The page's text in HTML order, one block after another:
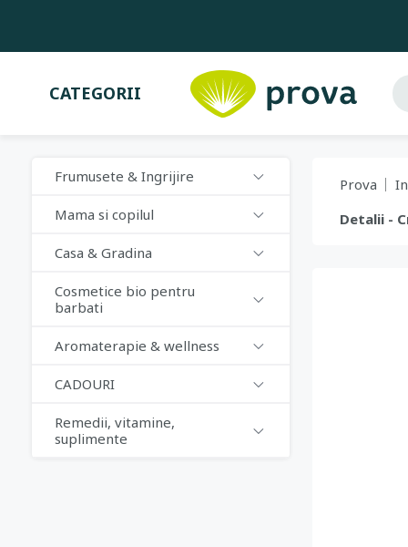
CATEGORII
Frumusete & Ingrijire
Mama si copilul
Casa & Gradina
Cosmetice bio pentru
barbati
Aromaterapie & wellness
CADOURI
Remedii, vitamine,
suplimente
Prova
Detalii -